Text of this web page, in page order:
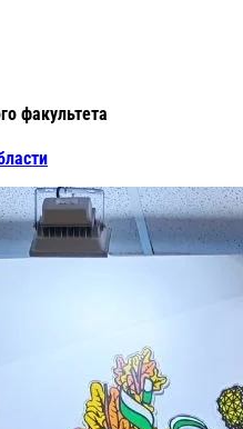
факультета